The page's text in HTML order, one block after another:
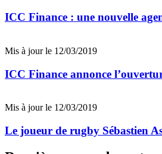
ICC Finance : une nouvelle
Mis à jour le 12/03/2019
ICC Finance annonce
Mis à jour le 12/03/2019
Le joueur de rugby Sébastien